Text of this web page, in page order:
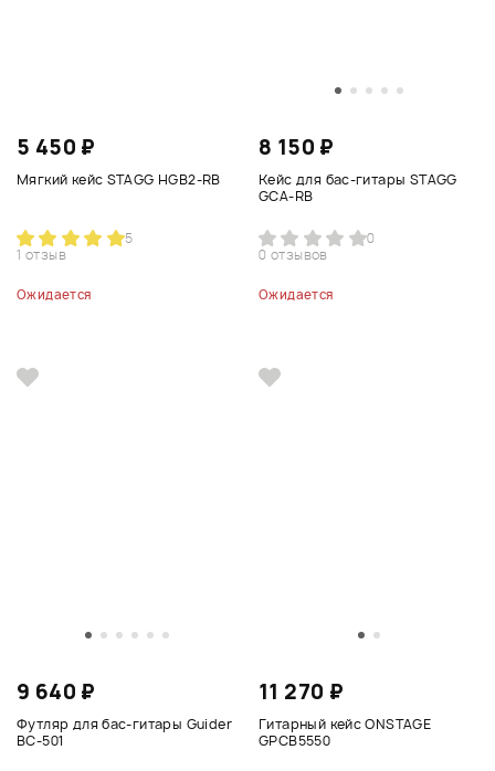
5 450 ₽
Мягкий кейс STAGG HGB2-RB
5
1 отзыв
Ожидается
8 150 ₽
Кейс для бас-гитары STAGG
GCA-RB
0
0 отзывов
Ожидается
9 640 ₽
Футляр для бас-гитары Guider
BC-501
11 270 ₽
Гитарный кейс ONSTAGE
GPCB5550